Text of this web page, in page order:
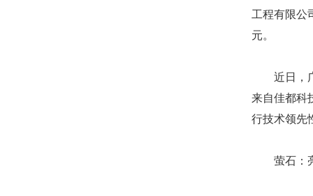
工程有限公
元。
近日，广
来自佳都科
行技术领先
萤石：亮